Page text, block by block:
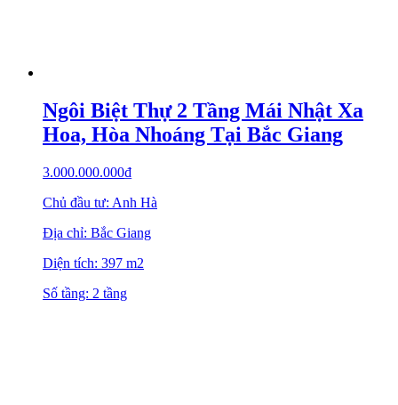
Ngôi Biệt Thự 2 Tầng Mái Nhật Xa
Hoa, Hòa Nhoáng Tại Bắc Giang
3.000.000.000₫
Chủ đầu tư: Anh Hà
Địa chỉ: Bắc Giang
Diện tích: 397 m2
Số tầng: 2 tầng